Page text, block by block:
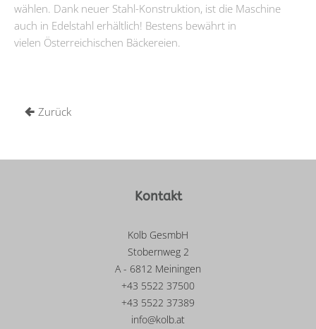
wählen. Dank neuer Stahl-Konstruktion, ist die Maschine
auch in Edelstahl erhältlich! Bestens bewährt in
vielen Österreichischen Bäckereien.
Zurück
Kontakt
Kolb GesmbH
Stobernweg 2
A - 6812 Meiningen
+43 5522 37500
+43 5522 37389
info@kolb.at